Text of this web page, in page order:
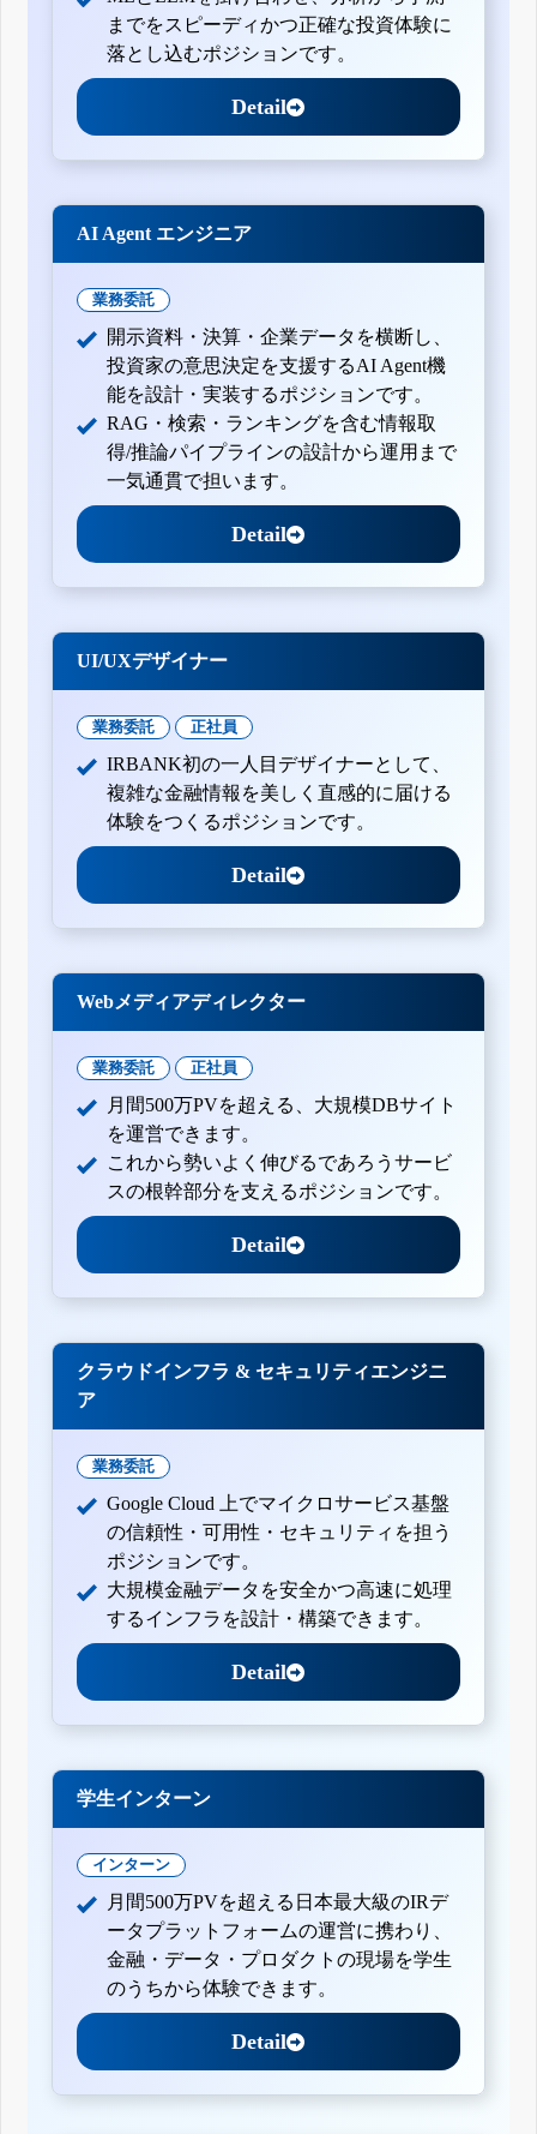
までをスピーディかつ正確な投資体験に
落とし込むポジションです。
Detail
AI Agent エンジニア
業務委託
開示資料・決算・企業データを横断し、
投資家の意思決定を支援するAI Agent機
能を設計・実装するポジションです。
RAG・検索・ランキングを含む情報取
得/推論パイプラインの設計から運用まで
一気通貫で担います。
Detail
UI/UXデザイナー
業務委託 正社員
IRBANK初の一人目デザイナーとして、
複雑な金融情報を美しく直感的に届ける
体験をつくるポジションです。
Detail
Webメディアディレクター
業務委託 正社員
月間500万PVを超える、大規模DBサイト
を運営できます。
これから勢いよく伸びるであろうサービ
スの根幹部分を支えるポジションです。
Detail
クラウドインフラ & セキュリティエンジニ
ア
業務委託
Google Cloud 上でマイクロサービス基盤
の信頼性・可用性・セキュリティを担う
ポジションです。
大規模金融データを安全かつ高速に処理
するインフラを設計・構築できます。
Detail
学生インターン
インターン
月間500万PVを超える日本最大級のIRデ
ータプラットフォームの運営に携わり、
金融・データ・プロダクトの現場を学生
のうちから体験できます。
Detail